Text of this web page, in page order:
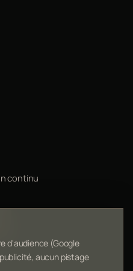
continu
d'audience (Google
aucun pistage